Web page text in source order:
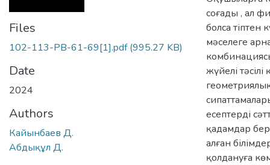
Files
102-113-PB-61-69[1].pdf(995.27 KB)
Date
2024
Authors
Кайынбаев Д.
Абдықұл Д.
соғады , ал
болса тіптен
мәселеге
жүйелі
есептерді
қадамдар
алған
қолдануға